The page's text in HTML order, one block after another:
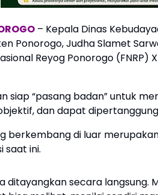
– Kepala Dinas
Ponorogo, Judha Slamet
Reyog Ponorogo (FNRP)
siap “pasang badan” untuk
dan dapat
berkembang di luar
saat ini.
ditayangkan secara langsung.